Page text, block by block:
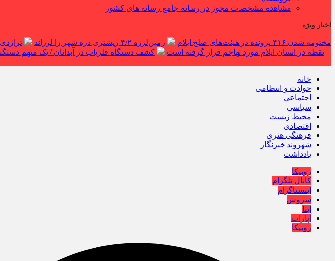
مشاهده مشخصات مجوز در رسانه جامع رسانه های کشور
اخبار ویژه
مختومه شدن ۴۱۶ پرونده در هیئت‌های صلح ایلام زمین‌لرزه ۴/۲ ریشتری دره شهر را لرزاند
نقطه در استان ایلام مورد تهاجم قرار گرفته است
کشف دستگاه فلزیاب در آبدانان / یک متهم
خانه
حوادث و انتظامی
اجتماعی
سیاسی
محیط زیست
اقتصادی
فرهنگی هنری
شهروند خبرنگار
یادداشت
روبیکا
کانال تلگرام
اینستاگرام
سروش
ایتا
آپارات
روبیکا